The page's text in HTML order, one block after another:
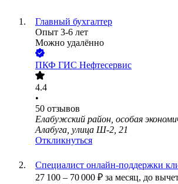
Главный бухгалтер
Опыт 3-6 лет
Можно удалённо
ПКФ ГИС Нефтесервис
4.4
•
50 отзывов
Елабужский район, особая
Алабуга, улица Ш-2, 21
Откликнуться
Специалист онлайн-поддержки
27 100 – 70 000 ₽ за месяц, до